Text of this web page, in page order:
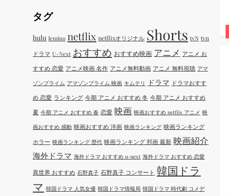
タグ
hulu lemino netflix netflixオリジナル Shorts tvN tvn
ドラマ U-Next おすすめ おすすめ映画 アニメ アニメ お
すすめ 恋愛 アニメ映画 名作 アニメ無料動画 アニメ 無料視聴 アマ
ゾンプライム アマゾンプライム 映画 キムテリ ドラマ ドラマおすす
め 恋愛 ランキング 今期 アニメ おすすめ 冬 今期 アニメ おすすめ
夏 今期 アニメ おすすめ 春 恋愛 映画 映画おすすめ netflix アニメ 映
画おすすめ 感動 映画おすすめ 洋画 映画ランキング 映画ランキング
ホラー 映画ランキング 歴代 映画ランキング 邦画 最新 映画紹介
海外ドラマ 海外ドラマ おすすめ u-next 海外ドラマ おすすめ 恋愛
異世界 おすすめ 石野真子 石野真子 コンサート 韓国ドラ
マ 韓国ドラマ 人気女優 韓国ドラマ情報局 韓国ドラマ 時代劇 コメデ